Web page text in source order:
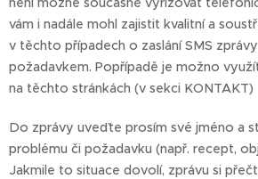
vám i nadále mohl zajistit kvalitní a
v těchto případech o zaslání SMS
požadavkem. Popřípadě je možno
na těchto stránkách (v sekci KONTAKT)
Do zprávy uveďte prosím své jméno a
problému či požadavku (např. recept,
Jakmile to situace dovolí, zprávu si